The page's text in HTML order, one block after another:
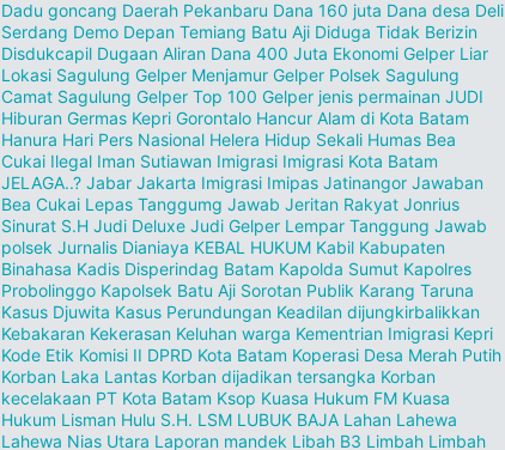
Dadu goncang Daerah Pekanbaru Dana 160 juta Dana desa Deli
Serdang Demo Depan Temiang Batu Aji Diduga Tidak Berizin
Disdukcapil Dugaan Aliran Dana 400 Juta Ekonomi Gelper Liar
Lokasi Sagulung Gelper Menjamur Gelper Polsek Sagulung
Camat Sagulung Gelper Top 100 Gelper jenis permainan JUDI
Hiburan Germas Kepri Gorontalo Hancur Alam di Kota Batam
Hanura Hari Pers Nasional Helera Hidup Sekali Humas Bea
Cukai Ilegal Iman Sutiawan Imigrasi Imigrasi Kota Batam
JELAGA..? Jabar Jakarta Imigrasi Imipas Jatinangor Jawaban
Bea Cukai Lepas Tanggumg Jawab Jeritan Rakyat Jonrius
Sinurat S.H Judi Deluxe Judi Gelper Lempar Tanggung Jawab
polsek Jurnalis Dianiaya KEBAL HUKUM Kabil Kabupaten
Binahasa Kadis Disperindag Batam Kapolda Sumut Kapolres
Probolinggo Kapolsek Batu Aji Sorotan Publik Karang Taruna
Kasus Djuwita Kasus Perundungan Keadilan dijungkirbalikkan
Kebakaran Kekerasan Keluhan warga Kementrian Imigrasi Kepri
Kode Etik Komisi II DPRD Kota Batam Koperasi Desa Merah Putih
Korban Laka Lantas Korban dijadikan tersangka Korban
kecelakaan PT Kota Batam Ksop Kuasa Hukum FM Kuasa
Hukum Lisman Hulu S.H. LSM LUBUK BAJA Lahan Lahewa
Lahewa Nias Utara Laporan mandek Libah B3 Limbah Limbah